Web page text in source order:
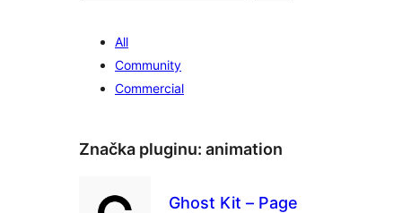
All
Community
Commercial
Značka pluginu: animation
Ghost Kit – Page